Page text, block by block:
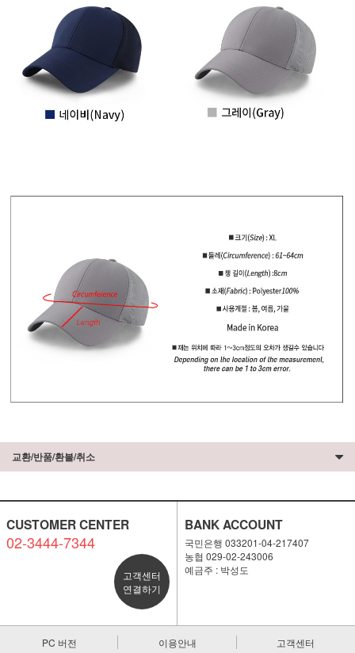
교환/반품/환불/취소
CUSTOMER CENTER
02-3444-7344
고객센터
연결하기
BANK ACCOUNT
국민은행 033201-04-217407
농협 029-02-243006
예금주 : 박성도
PC 버전 이용안내 고객센터